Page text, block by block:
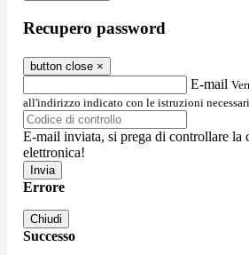
Recupero password
button close ×
E-mail
all'indirizzo indicato con le istruzioni
E-mail inviata, si prega di controllare la
elettronica!
Errore
Chiudi
Successo